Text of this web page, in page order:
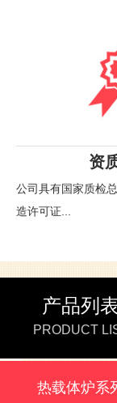
资
公司具有国家质检
造许可证...
产品列
PRODUCT
热载体炉系